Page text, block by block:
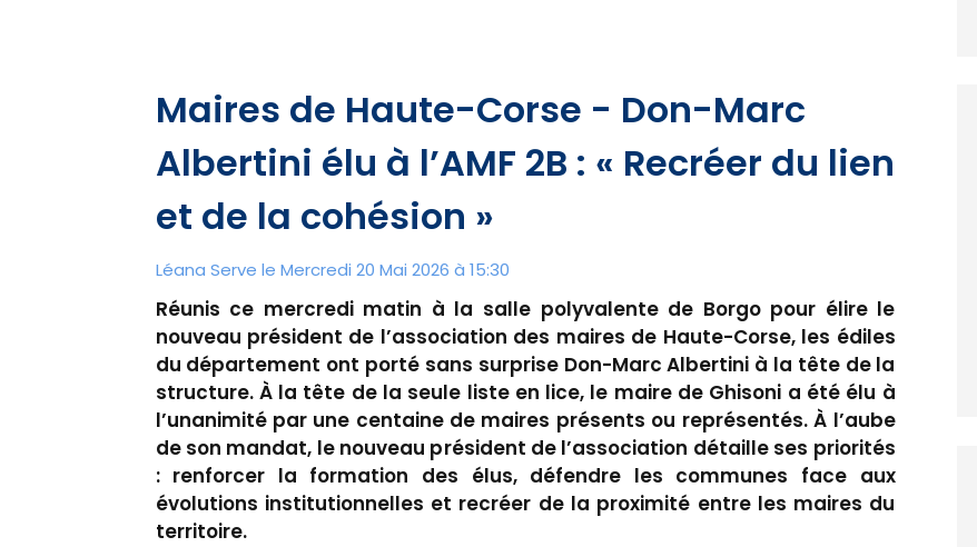
Maires de Haute-Corse - Don-Marc
Albertini élu à l’AMF 2B : « Recréer du lien
et de la cohésion »
Léana Serve le Mercredi 20 Mai 2026 à 15:30
Réunis ce mercredi matin à la salle polyvalente de Borgo pour élire le
nouveau président de l’association des maires de Haute-Corse, les édiles
du département ont porté sans surprise Don-Marc Albertini à la tête de la
structure. À la tête de la seule liste en lice, le maire de Ghisoni a été élu à
l’unanimité par une centaine de maires présents ou représentés. À l’aube
de son mandat, le nouveau président de l’association détaille ses priorités
: renforcer la formation des élus, défendre les communes face aux
évolutions institutionnelles et recréer de la proximité entre les maires du
territoire.